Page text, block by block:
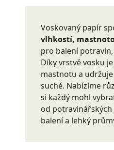
Voskovaný papír
vlhkostí,
pro balení
Díky vrstvě vosku
mastnotu a
suché. Nabízíme
si každý mohl
od
balení a lehký